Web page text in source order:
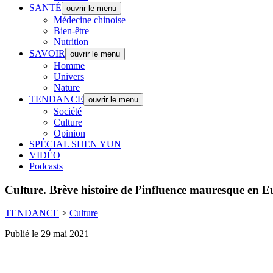
SANTÉ ouvrir le menu
Médecine chinoise
Bien-être
Nutrition
SAVOIR
ouvrir le menu
Homme
Univers
Nature
TENDANCE ouvrir le menu
Société
Culture
Opinion
SPÉCIAL SHEN YUN
VIDÉO
Podcasts
Culture. Brève histoire de l’influence mauresque en
TENDANCE > Culture
Publié le 29 mai 2021